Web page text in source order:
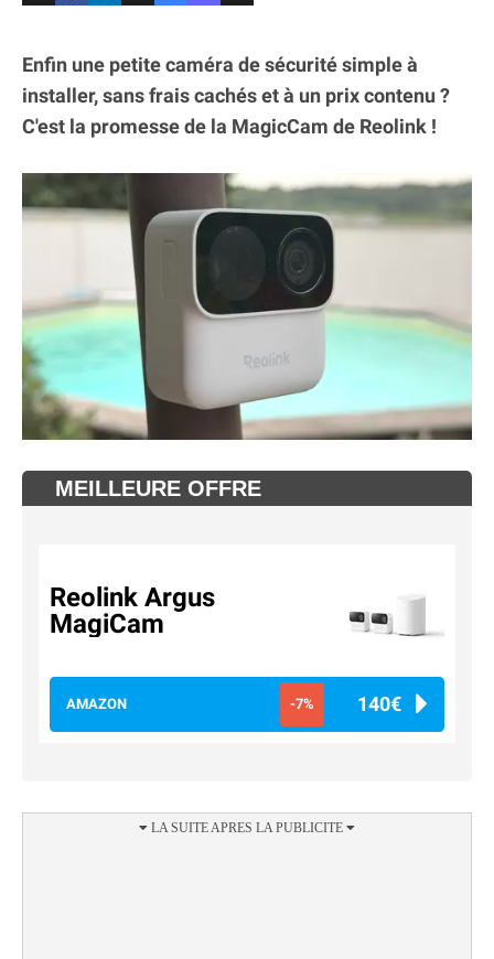
Enfin une petite caméra de sécurité simple à
installer, sans frais cachés et à un prix contenu ?
C'est la promesse de la MagicCam de Reolink !
MEILLEURE OFFRE
Reolink Argus
MagiCam
AMAZON -7% 140€